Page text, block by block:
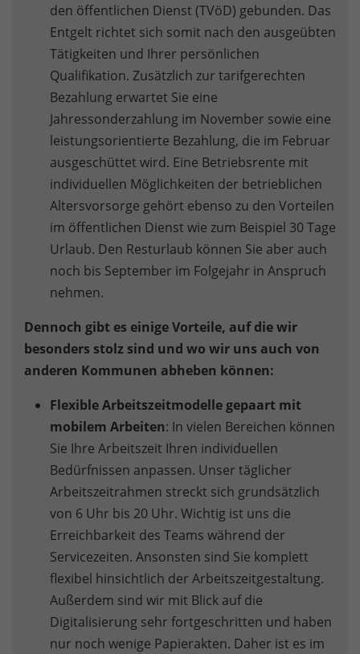
den öffentlichen Dienst (TVöD) gebunden. Das
Entgelt richtet sich somit nach den ausgeübten
Tätigkeiten und Ihrer persönlichen
Qualifikation. Zusätzlich zur tarifgerechten
Bezahlung erwartet Sie eine
Jahressonderzahlung im November sowie eine
leistungsorientierte Bezahlung, die im Februar
ausgeschüttet wird. Eine Betriebsrente mit
individuellen Möglichkeiten der betrieblichen
Altersvorsorge gehört ebenso zu den Vorteilen
im öffentlichen Dienst wie zum Beispiel 30 Tage
Urlaub. Den Resturlaub können Sie aber auch
noch bis September im Folgejahr in Anspruch
nehmen.
Dennoch gibt es einige Vorteile, auf die wir
besonders stolz sind und wo wir uns auch von
anderen Kommunen abheben können:
Flexible Arbeitszeitmodelle gepaart mit
mobilem Arbeiten: In vielen Bereichen können
Sie Ihre Arbeitszeit Ihren individuellen
Bedürfnissen anpassen. Unser täglicher
Arbeitszeitrahmen streckt sich grundsätzlich
von 6 Uhr bis 20 Uhr. Wichtig ist uns die
Erreichbarkeit des Teams während der
Servicezeiten. Ansonsten sind Sie komplett
flexibel hinsichtlich der Arbeitszeitgestaltung.
Außerdem sind wir mit Blick auf die
Digitalisierung sehr fortgeschritten und haben
nur noch wenige Papierakten. Daher ist es im